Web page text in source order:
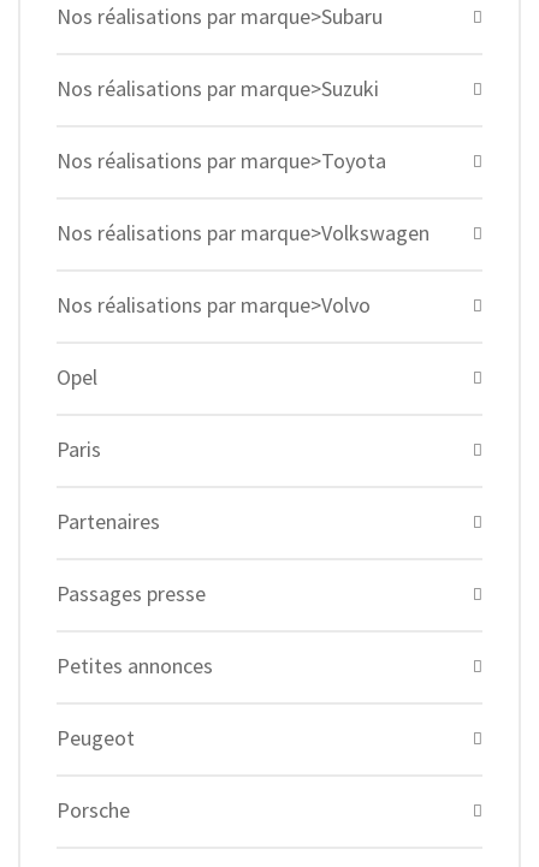
Nos réalisations par marque>Subaru
Nos réalisations par marque>Suzuki
Nos réalisations par marque>Toyota
Nos réalisations par marque>Volkswagen
Nos réalisations par marque>Volvo
Opel
Paris
Partenaires
Passages presse
Petites annonces
Peugeot
Porsche